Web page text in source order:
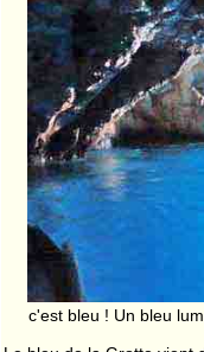
c'est bleu ! Un bleu